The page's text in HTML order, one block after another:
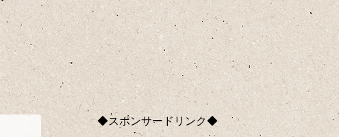
◆スポンサードリンク◆